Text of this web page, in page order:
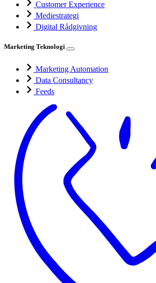
Customer Experience
Mediestrategi
Digital Rådgivning
Marketing Teknologi
Marketing Automation
Data Consultancy
Feeds